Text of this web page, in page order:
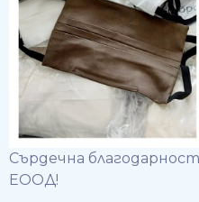
Сърдечна
ЕООД!